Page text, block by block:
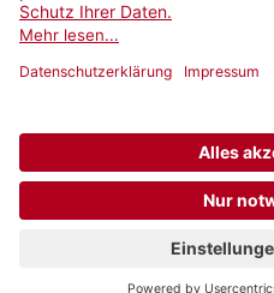
Netiquette
Newsletter abonnieren